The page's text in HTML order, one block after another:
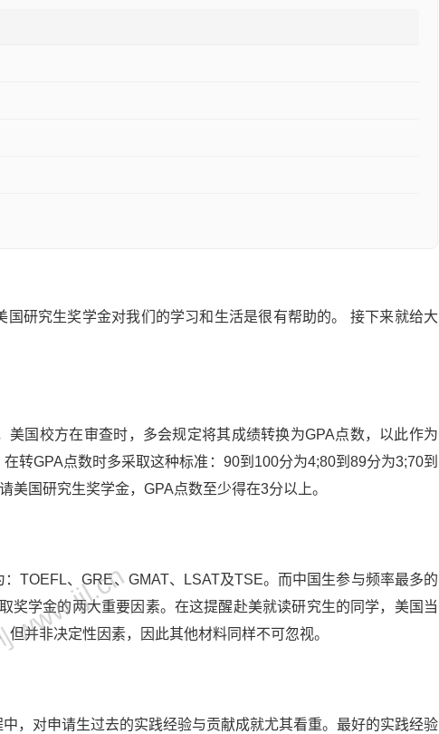
研究生奖学金对我们的学习和生活是很有帮助的。 接下来就给大
国校方在审查时，多会规定将其成绩转换为GPA点数，以此作为
转GPA点数时多采取这种标准：90到100分为4;80到89分为3;70到
国研究生奖学金，GPA点数至少得在3分以上。
、GRE、GMAT、LSAT及TSE。而中国生参与频率最多的
奖学金的两大重要因素。在这提醒赴美就读研究生的同学，美国当
并非决定性因素，因此其他材料同样不可忽视。
对申请生过去的实践经验与贡献成就尤其看重。最好的实践经验